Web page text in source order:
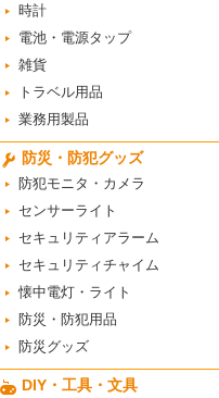
時計
電池・電源タップ
雑貨
トラベル用品
業務用製品
防災・防犯グッズ
防犯モニタ・カメラ
センサーライト
セキュリティアラーム
セキュリティチャイム
懐中電灯・ライト
防災・防犯用品
防災グッズ
DIY・工具・文具